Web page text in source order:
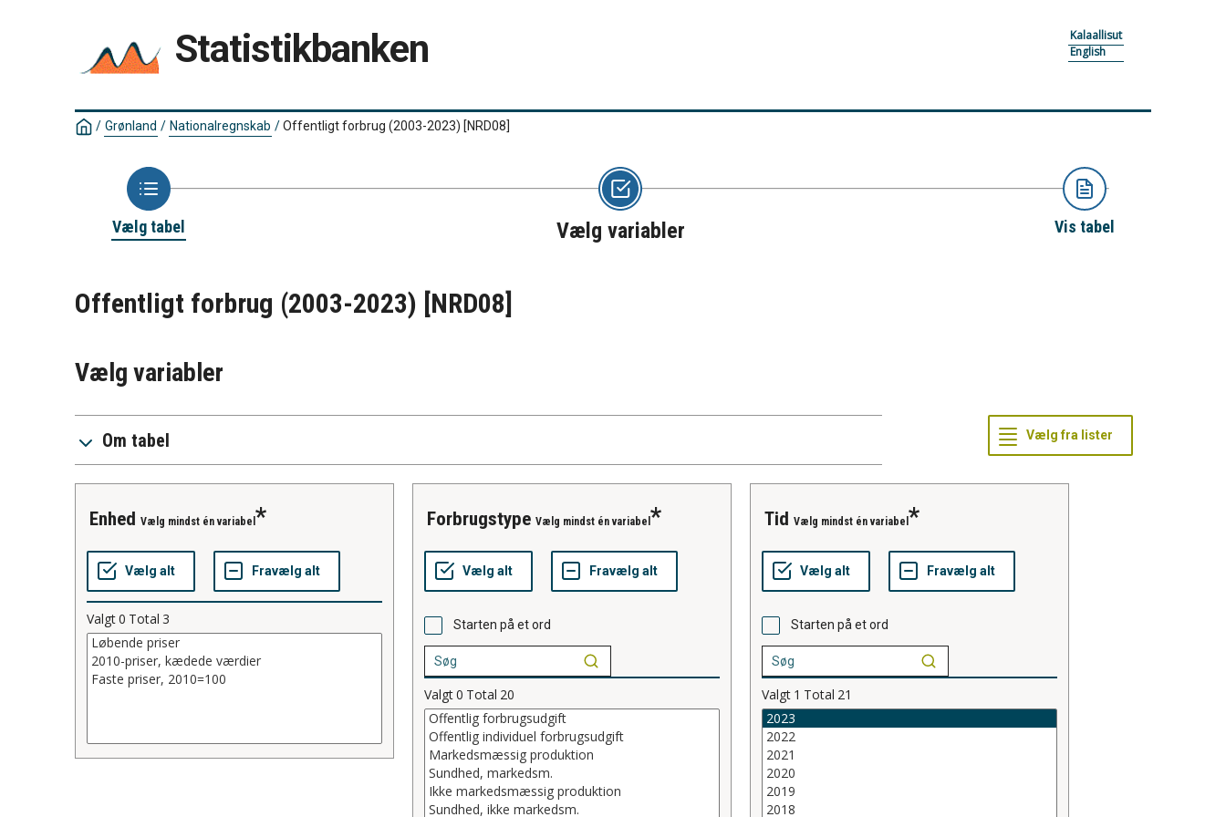
Statistikbanken
Kalaallisut
English
/ Grønland / Nationalregnskab /Offentligt forbrug (2003-2023) [NRD08]
Vælg tabel Vælg variabler Vis tabel
Offentligt forbrug (2003-2023) [NRD08]
Vælg variabler
Om tabel
enhed Vælg mindst én variabel
Valgt0 Total 3
forbrugstype Vælg mindst én variabel
Starten på et ord
Valgt0 Total 20
tid Vælg mindst én variabel
Starten på et ord
Valgt 1 Total 21